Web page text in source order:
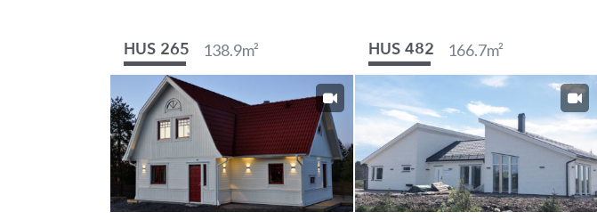
HUS 265 138.9m² HUS 482 166.7m²